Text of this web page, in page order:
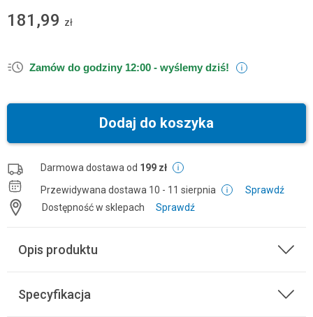
181,99 zł
Zamów do godziny 12:00 - wyślemy dziś!
Dodaj do koszyka
Darmowa dostawa od 199 zł
Przewidywana dostawa 10 - 11 sierpnia
Sprawdź
Dostępność w sklepach
Sprawdź
Opis produktu
Specyfikacja